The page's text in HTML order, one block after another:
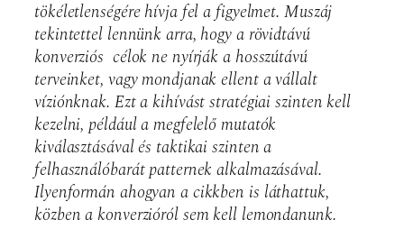
tökéletlenségére hívja fel a figyelmet. Muszáj
tekintettel lennünk arra, hogy a rövidtávú
konverziós célok ne nyírják a hosszútávú
terveinket, vagy mondjanak ellent a vállalt
víziónknak. Ezt a kihívást stratégiai szinten kell
kezelni, például a megfelelő mutatók
kiválasztásával és taktikai szinten a
felhasználóbarát patternek alkalmazásával.
Ilyenformán ahogyan a cikkben is láthattuk,
közben a konverzióról sem kell lemondanunk.